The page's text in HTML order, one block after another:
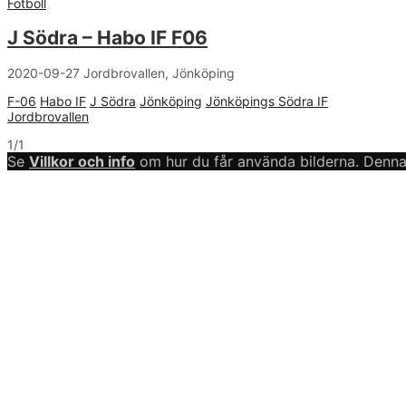
J Södra – Habo IF F06
2020-09-27 Jordbrovallen, Jönköping
F-06 Habo IF J Södra Jönköping Jönköpings Södra IF
Jordbrovallen
1/1
Se Villkor och info om hur du får använda bilderna.